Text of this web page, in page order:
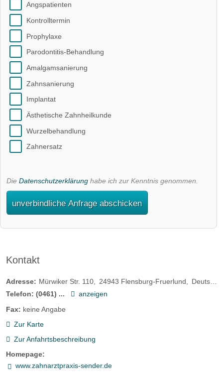
Angspatienten
Kontrolltermin
Prophylaxe
Parodontitis-Behandlung
Amalgamsanierung
Zahnsanierung
Implantat
Ästhetische Zahnheilkunde
Wurzelbehandlung
Zahnersatz
Die Datenschutzerklärung habe ich zur Kenntnis genommen.
unverbindliche Anfrage abschicken
Kontakt
Adresse: Mürwiker Str. 110 24943 Flensburg-Fruerlund
Deutschland
Telefon: (0461) ...
anzeigen
Fax: keine Angabe
Zur Karte
Zur Anfahrtsbeschreibung
Homepage:
www.zahnarztpraxis-sender.de